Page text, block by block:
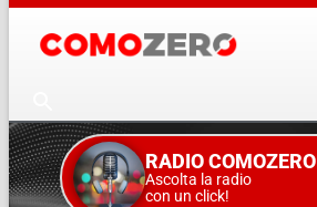
RADIO COMOZERO
Ascolta la radio
con un click!